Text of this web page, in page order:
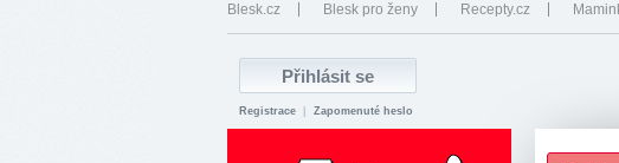
Blesk.cz Blesk pro ženy Recepty.cz
Registrace Zapomenuté heslo